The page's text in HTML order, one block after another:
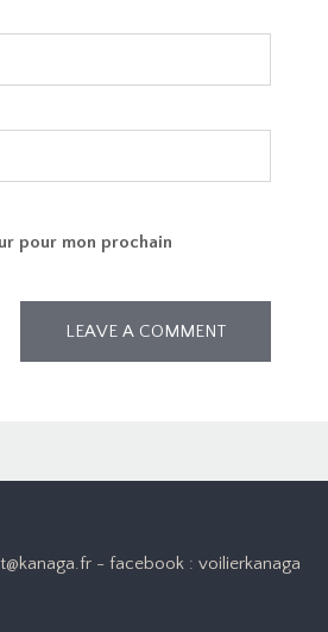
pour mon prochain
- facebook : voilierkanaga